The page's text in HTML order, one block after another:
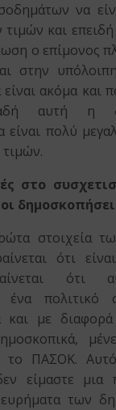
να
και επειδή
ο επίμονος
στην
ακόμα και
αυτή η
είναι πολύ
στο
στοιχεία
ότι
ότι
ένα
και με
το ΠΑΣΟΚ.
είμαστε μια
ευρήματα των